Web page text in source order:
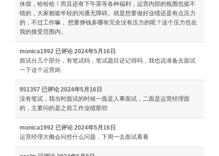
休假，哈哈哈！而且还有下午茶等各种福利，运营内部的氛围也挺不
错的，大家都挺年轻的沟通无障碍。就是想要做好业绩还是有点压力
的，不过工作嘛， 想要挣钱多哪有完全没有压力的呢？这个压力也在
我的接受范围内。
monica1992 已评论 2024年5月16日
面试分几个部分，有笔试吗，笔试题目还记得吗，我也说准备去面试
一下这个运营岗
951357 已评论 2024年5月16日
没有笔试，我当时面试的时候一面是人事面试，二面是运营经理面
的，主要问的是之前工作业绩那些
monica1992 已评论 2024年5月16日
运营经理大概会问些什么问题，下周一去面试看看